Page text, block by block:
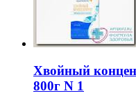
Хвойный
800г N 1